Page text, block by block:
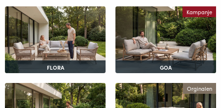
FLORA
Kampanje
GOA
Orginalen